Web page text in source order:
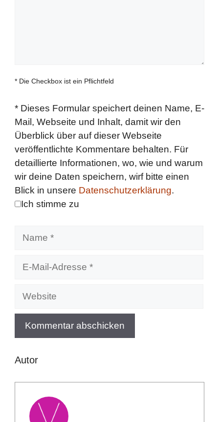
* Die Checkbox ist ein Pflichtfeld
* Dieses Formular speichert deinen Name, E-
Mail, Webseite und Inhalt, damit wir den
Überblick über auf dieser Webseite
veröffentlichte Kommentare behalten. Für
detaillierte Informationen, wo, wie und warum
wir deine Daten speichern, wirf bitte einen
Blick in unsere Datenschutzerklärung.
Ich stimme zu
Website
Autor